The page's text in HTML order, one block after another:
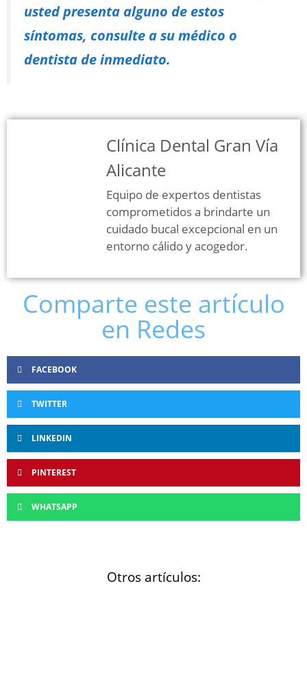
usted presenta alguno de estos
síntomas, consulte a su médico o
dentista de inmediato.
Clínica Dental Gran Vía
Alicante
Equipo de expertos dentistas
comprometidos a brindarte un
cuidado bucal excepcional en un
entorno cálido y acogedor.
Comparte este artículo
en Redes
FACEBOOK
TWITTER
LINKEDIN
PINTEREST
WHATSAPP
Otros artículos: